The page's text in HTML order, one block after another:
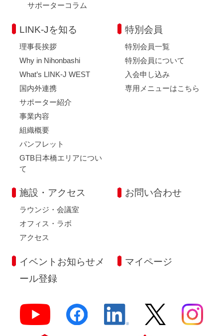
サポーターコラム
LINK-Jを知る
理事長挨拶
Why in Nihonbashi
What’s LINK-J WEST
国内外連携
サポーター紹介
事業内容
組織概要
パンフレット
GTB日本橋エリアについ
て
特別会員
特別会員一覧
特別会員について
入会申し込み
専用メニューはこちら
施設・アクセス
ラウンジ・会議室
オフィス・ラボ
アクセス
お問い合わせ
イベントお知らせメ
ール登録
マイページ